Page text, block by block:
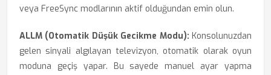
veya FreeSync modlarının aktif olduğundan emin olun.
ALLM (Otomatik Düşük Gecikme Modu): Konsolunuzdan
gelen sinyali algılayan televizyon, otomatik olarak oyun
moduna geçiş yapar. Bu sayede manuel ayar yapma